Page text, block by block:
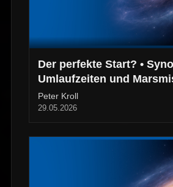
Der perfekte Start? •
Umlaufzeiten und
Peter Kroll
29.05.2026